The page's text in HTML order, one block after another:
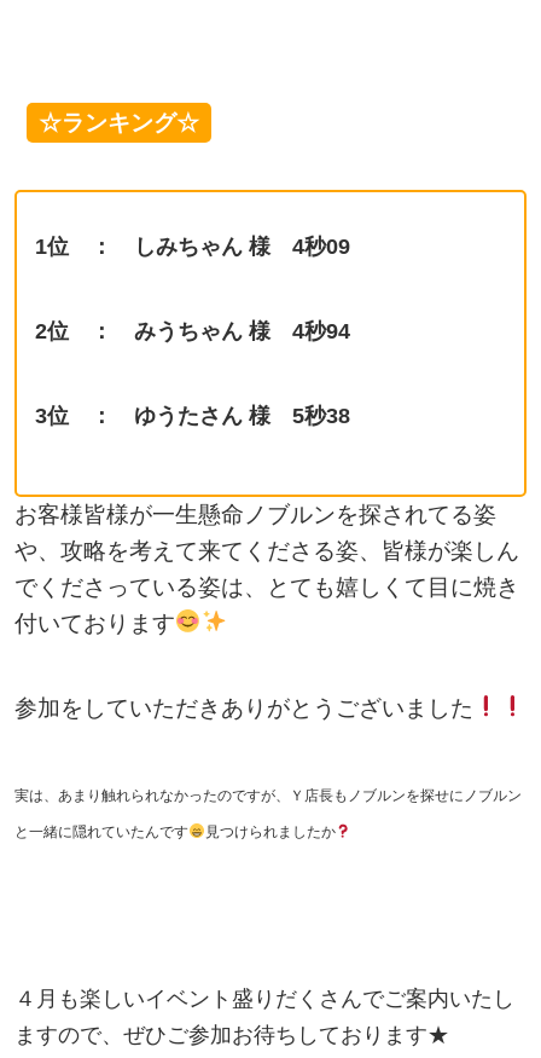
☆ランキング☆
1位 ： しみちゃん 様 4秒09
2位 ： みうちゃん様 4秒94
3位 ： ゆうたさん 様 5秒38
お客様皆様が一生懸命ノブルンを探されてる姿
や、攻略を考えて来てくださる姿、皆様が楽しん
でくださっている姿は、とても嬉しくて目に焼き
付いております
参加をしていただきありがとうございました
実は、あまり触れられなかったのですが、Ｙ店長もノブルンを探せにノブルン
と一緒に隠れていたんです 見つけられましたか
４月も楽しいイベント盛りだくさんでご案内いたし
ますので、ぜひご参加お待ちしております★